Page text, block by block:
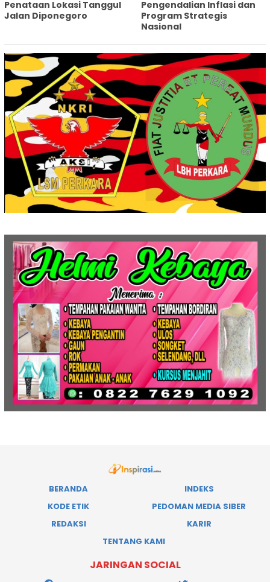
Penataan Lokasi Tanggul
Jalan Diponegoro
Pengendalian Inflasi dan
Program Strategis
Nasional‎
BERANDA
INDEKS
KODE ETIK
PEDOMAN MEDIA SIBER
REDAKSI
KARIR
TENTANG KAMI
JARINGAN SOCIAL